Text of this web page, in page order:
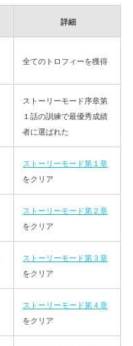
詳細
全てのトロフィーを獲得
ストーリーモード序章第
１話の訓練で最優秀成績
者に選ばれた
ストーリーモード第１章
をクリア
ストーリーモード第２章
をクリア
ストーリーモード第３章
をクリア
ストーリーモード第４章
をクリア